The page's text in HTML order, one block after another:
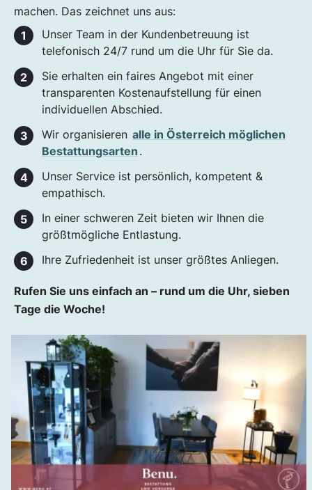
machen. Das zeichnet uns aus:
Unser Team in der Kundenbetreuung ist
telefonisch 24/7 rund um die Uhr für Sie da.
Sie erhalten ein faires Angebot mit einer
transparenten Kostenaufstellung für einen
individuellen Abschied.
Wir organisieren alle in Österreich möglichen
Bestattungsarten .
Unser Service ist persönlich, kompetent &
empathisch.
In einer schweren Zeit bieten wir Ihnen die
größtmögliche Entlastung.
Ihre Zufriedenheit ist unser größtes Anliegen.
Rufen Sie uns einfach an – rund um die Uhr, sieben
Tage die Woche!